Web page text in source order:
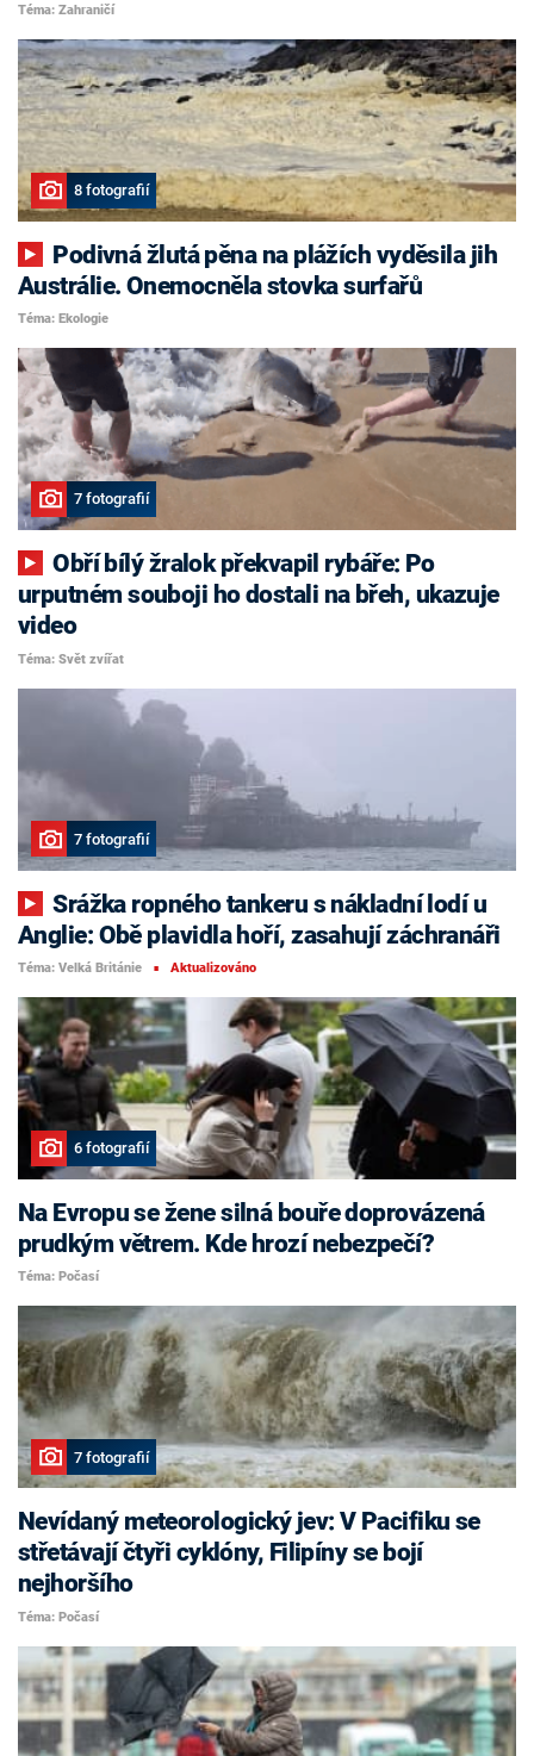
Téma: Zahraničí
8 fotografií
Austrálie. Onemocněla stovka surfařů
Téma: Ekologie
7 fotografií
Obří bílý žralok překvapil rybáře: Po
urputném souboji ho dostali na břeh, ukazuje
video
Téma: Svět zvířat
7 fotografií
Srážka ropného tankeru s nákladní lodí u
Anglie: Obě plavidla hoří, zasahují záchranáři
Téma: Velká Británie ■ Aktualizováno
6 fotografií
Na Evropu se žene silná bouře doprovázená
prudkým větrem. Kde hrozí nebezpečí?
Téma: Počasí
7 fotografií
Nevídaný meteorologický jev: V Pacifiku se
střetávají čtyři cyklóny, Filipíny se bojí
nejhoršího
Téma: Počasí